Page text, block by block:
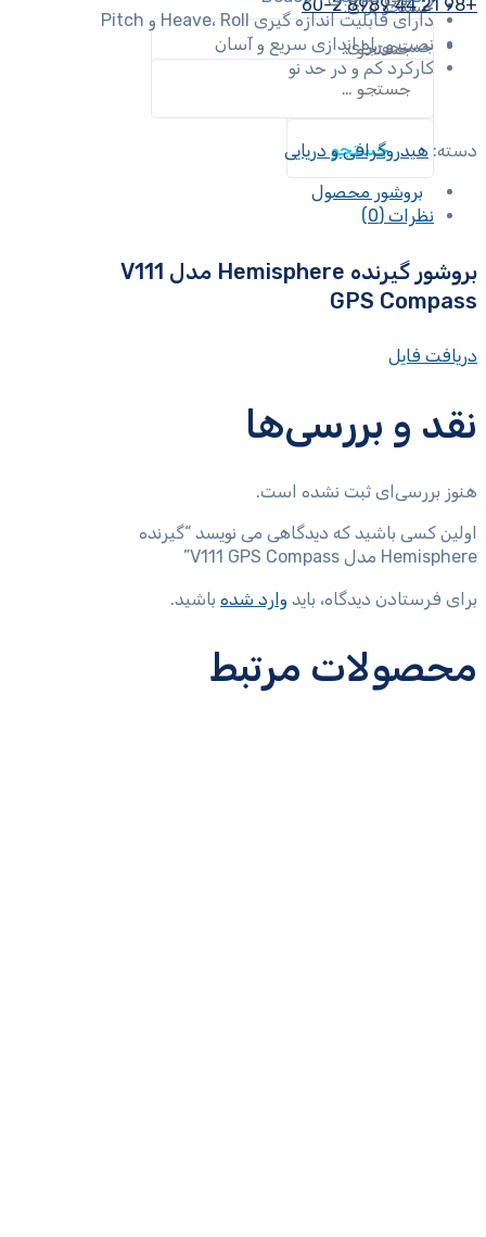
جستجو برای:
+98 21 44 8989 60-2
جستجو برای:
دارای قابلیت اندازه گیری Heave، Roll و Pitch
نصب و راه اندازی سریع و آسان
کارکرد کم و در حد نو
دسته: هیدروگرافی و دریایی
بروشور محصول
نظرات (0)
بروشور گیرنده Hemisphere مدل V111
GPS Compass
دریافت فایل
نقد و بررسی‌ها
هنوز بررسی‌ای ثبت نشده است.
اولین کسی باشید که دیدگاهی می نویسد “گیرنده
Hemisphere مدل V111 GPS Compass”
برای فرستادن دیدگاه، باید وارد شده باشید.
محصولات مرتبط